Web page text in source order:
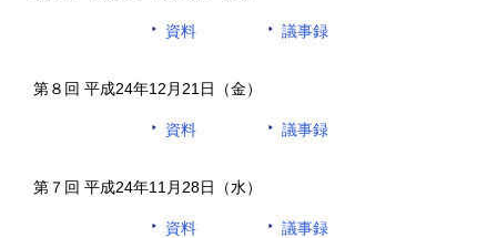
資料 議事録
第８回 平成24年12月21日（金）
資料 議事録
第７回 平成24年11月28日（水）
資料 議事録